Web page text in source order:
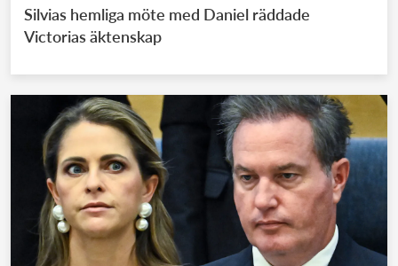
Silvias hemliga möte med Daniel räddade
Victorias äktenskap